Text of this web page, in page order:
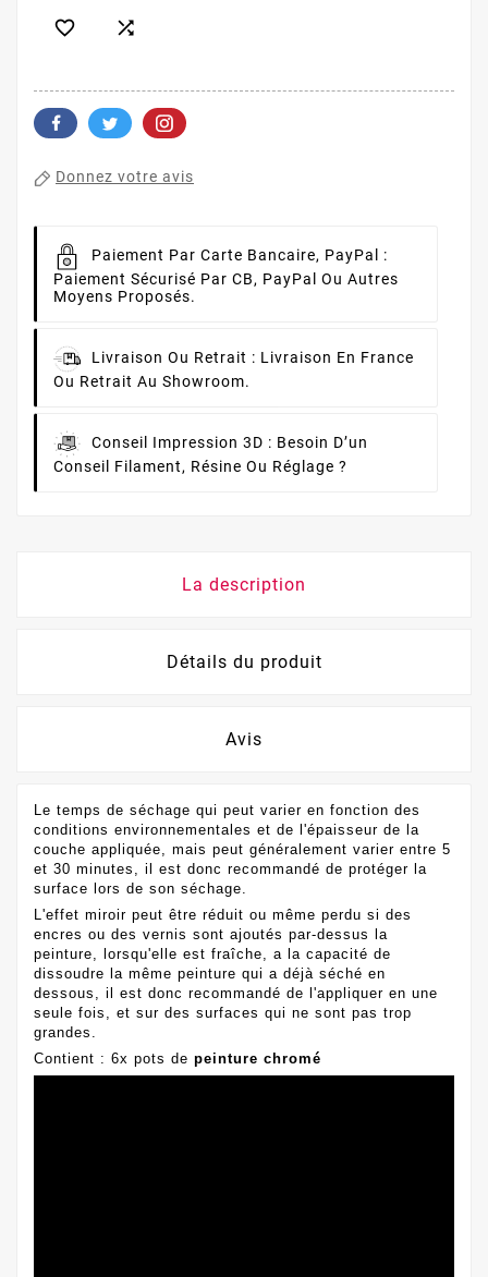
 
Donnez votre avis
Paiement Par Carte Bancaire, PayPal :
Paiement Sécurisé Par CB, PayPal Ou Autres
Moyens Proposés.
Livraison Ou Retrait : Livraison En France
Ou Retrait Au Showroom.
Conseil Impression 3D : Besoin D’un
Conseil Filament, Résine Ou Réglage ?
La description
Détails du produit
Avis
Le temps de séchage qui peut varier en fonction des
conditions environnementales et de l'épaisseur de la
couche appliquée, mais peut généralement varier entre 5
et 30 minutes, il est donc recommandé de protéger la
surface lors de son séchage.
L'effet miroir peut être réduit ou même perdu si des
encres ou des vernis sont ajoutés par-dessus la
peinture, lorsqu'elle est fraîche, a la capacité de
dissoudre la même peinture qui a déjà séché en
dessous, il est donc recommandé de l'appliquer en une
seule fois, et sur des surfaces qui ne sont pas trop
grandes.
Contient : 6x pots de peinture chromé